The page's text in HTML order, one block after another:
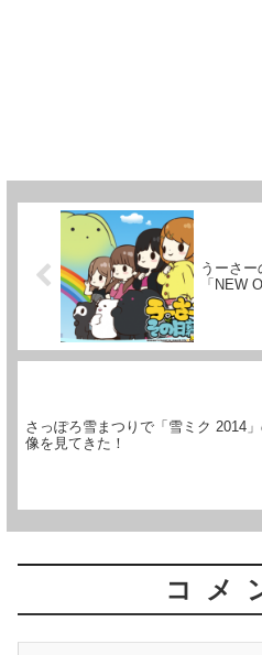
うーさ
「NEW
さっぽろ雪まつりで「雪ミク 2014
像を見てきた！
コメ